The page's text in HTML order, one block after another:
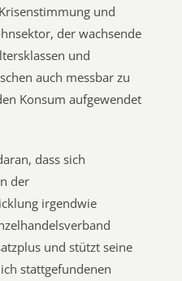
und
der wachsende
und
auch messbar zu
Konsum aufgewendet
dass sich
der
irgendwie
und stützt seine
stattgefundenen